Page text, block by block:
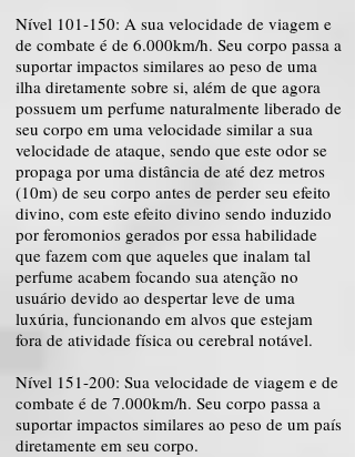
Nível 101-150: A sua velocidade de viagem e
de combate é de 6.000km/h. Seu corpo passa a
suportar impactos similares ao peso de uma
ilha diretamente sobre si, além de que agora
possuem um perfume naturalmente liberado de
seu corpo em uma velocidade similar a sua
velocidade de ataque, sendo que este odor se
propaga por uma distância de até dez metros
(10m) de seu corpo antes de perder seu efeito
divino, com este efeito divino sendo induzido
por feromonios gerados por essa habilidade
que fazem com que aqueles que inalam tal
perfume acabem focando sua atenção no
usuário devido ao despertar leve de uma
luxúria, funcionando em alvos que estejam
fora de atividade física ou cerebral notável.
Nível 151-200: Sua velocidade de viagem e de
combate é de 7.000km/h. Seu corpo passa a
suportar impactos similares ao peso de um país
diretamente em seu corpo.